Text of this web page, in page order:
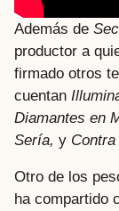
Además de
productor a
firmado otros
cuentan
Diamantes en
Sería, y
Otro de los
ha compartido